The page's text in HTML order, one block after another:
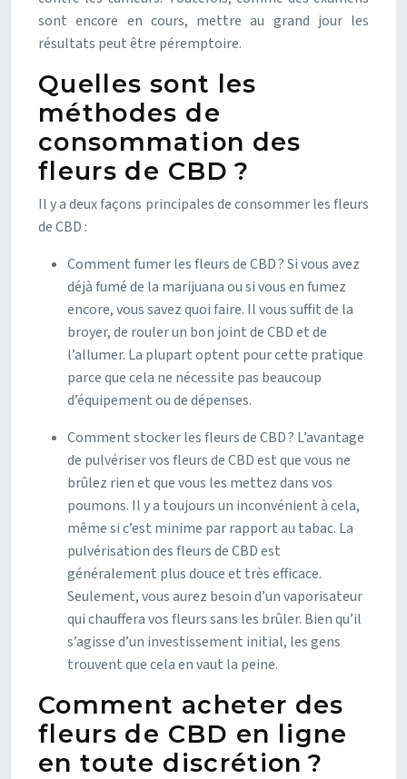
sont encore en cours, mettre au grand jour les
résultats peut être péremptoire.
Quelles sont les
méthodes de
consommation des
fleurs de CBD ?
Il y a deux façons principales de consommer les fleurs
de CBD :
Comment fumer les fleurs de CBD ? Si vous avez
déjà fumé de la marijuana ou si vous en fumez
encore, vous savez quoi faire. Il vous suffit de la
broyer, de rouler un bon joint de CBD et de
l’allumer. La plupart optent pour cette pratique
parce que cela ne nécessite pas beaucoup
d’équipement ou de dépenses.
Comment stocker les fleurs de CBD ? L’avantage
de pulvériser vos fleurs de CBD est que vous ne
brûlez rien et que vous les mettez dans vos
poumons. Il y a toujours un inconvénient à cela,
même si c’est minime par rapport au tabac. La
pulvérisation des fleurs de CBD est
généralement plus douce et très efficace.
Seulement, vous aurez besoin d’un vaporisateur
qui chauffera vos fleurs sans les brûler. Bien qu’il
s’agisse d’un investissement initial, les gens
trouvent que cela en vaut la peine.
Comment acheter des
fleurs de CBD en ligne
en toute discrétion ?